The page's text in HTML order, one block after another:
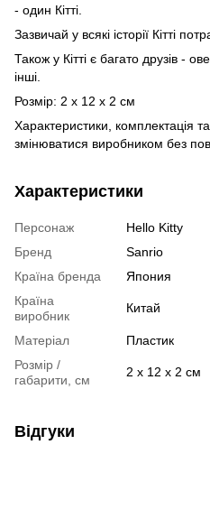
- один Кітті.
Зазвичай у всякі історії Кітті
Також у Кітті є багато друзів -
інші.
Розмір: 2 х 12 х 2 см
Характеристики, комплектація
змінюватися виробником без
Характеристики
Персонаж
Hello Kitty
Бренд
Sanrio
Країна бренда
Япония
Країна
виробник
Китай
Матеріал
Пластик
Розмір /
габарити, см
2 х 12 х 2 см
Відгуки